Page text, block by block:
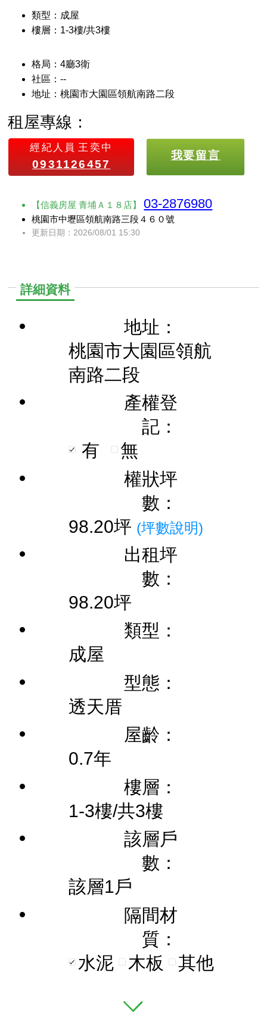
類型：成屋
樓層：1-3樓/共3樓
格局：4廳3衛
社區：--
地址：桃園市大園區領航南路二段
租屋專線：
經紀人員 王奕中
0931126457
我要留言
【信義房屋 青埔Ａ１８店】03-2876980
桃園市中壢區領航南路三段４６０號
更新日期：2026/08/01 15:30
詳細資料
地址：
桃園市大園區領航
南路二段
產權登
記：
有
無
權狀坪
數：
98.20坪 (坪數說明)
出租坪
數：
98.20坪
類型：
成屋
型態：
透天厝
屋齡：
0.7年
樓層：
1-3樓/共3樓
該層戶
數：
該層1戶
隔間材
質：
水泥
木板 其他